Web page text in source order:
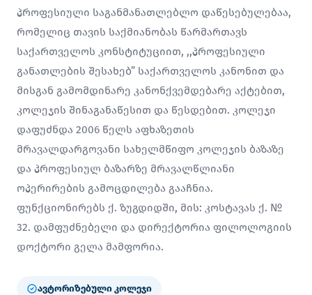
პროფესიული საგანმანათლებლო დაწესებულებაა,
რომელიც თავის საქმიანობას წარმართავს
საქართველოს კონსტიტუციით, ,,პროფესიული
განათლების შესახებ” საქართველოს კანონით და
მისგან გამომდინარე კანონქვემდებარე აქტებით,
კოლეჯის შინაგანაწესით და წესდებით. კოლეჯი
დაფუძნდა 2006 წელს აფხაზეთის
მრავალდარგოვანი სახელმწიფო კოლეჯის ბაზაზე
და პროფესიულ ბაზარზე მრავალწლიანი
ოპერირების გამოცდილება გააჩნია.
ფუნქციონირებს ქ. ზუგდიდში, მის: კოსტავას ქ. №
32. დამფუძნებელი და დირექტორია ფილოლოგიის
დოქტორი გელა მამფორია.
ავტორიზებული კოლეჯი